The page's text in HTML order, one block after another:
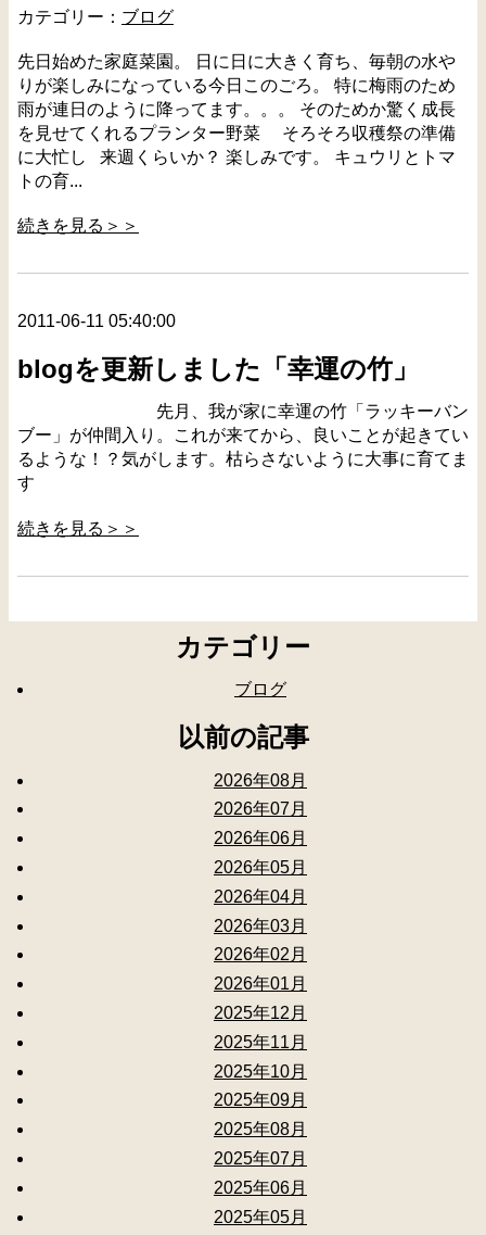
カテゴリー： ブログ
先日始めた家庭菜園。 日に日に大きく育ち、毎朝の水や
りが楽しみになっている今日このごろ。 特に梅雨のため
雨が連日のように降ってます。。。 そのためか驚く成長
を見せてくれるプランター野菜 そろそろ収穫祭の準備
に大忙し 来週くらいか？ 楽しみです。 キュウリとトマ
トの育...
続きを見る＞＞
2011-06-11 05:40:00
blogを更新しました「幸運の竹」
先月、我が家に幸運の竹「ラッキーバン
ブー」が仲間入り。これが来てから、良いことが起きてい
るような！？気がします。枯らさないように大事に育てま
す
続きを見る＞＞
カテゴリー
ブログ
以前の記事
2026年08月
2026年07月
2026年06月
2026年05月
2026年04月
2026年03月
2026年02月
2026年01月
2025年12月
2025年11月
2025年10月
2025年09月
2025年08月
2025年07月
2025年06月
2025年05月